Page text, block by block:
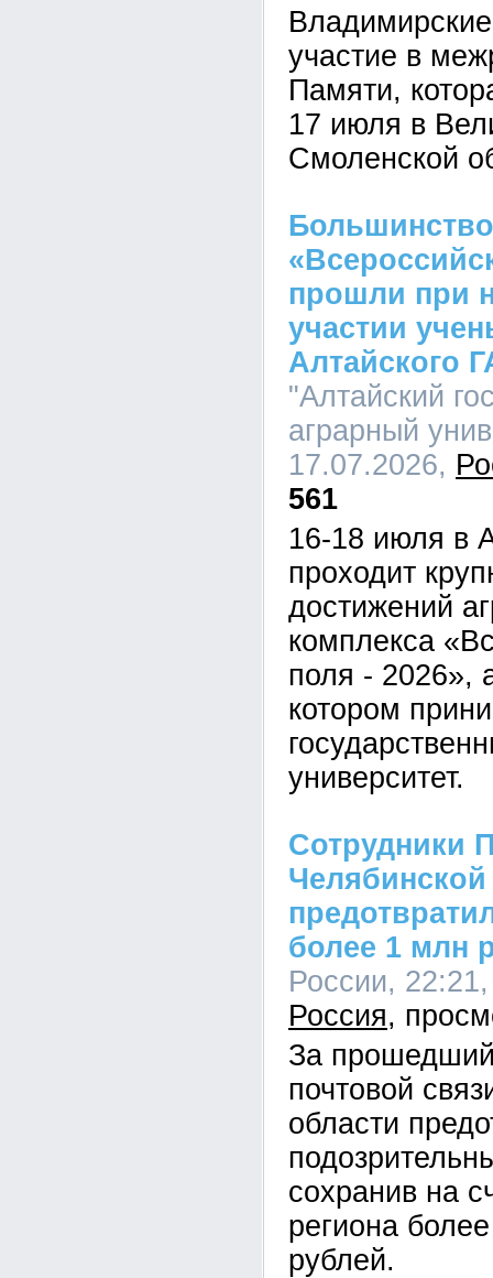
участие в
Памяти,
17 июля в
Смоленской
прошли при
участии
Алтайского
"Алтайский
аграрный
17.07.2026,
561
16-18 июля в
проходит
достижений
комплекса
поля - 2026»,
котором
университет.
Сотрудники
Челябинской
более 1 млн
России,
Россия
За
почтовой
области
сохранив на
региона
рублей.